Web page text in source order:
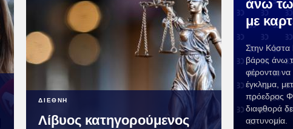
ΔΙΕΘΝΗ
Λίβυος κατηγορούμενος
άνω
με
Στην Κόστα
βάρος άνω
φέρονται
έγκλημα,
πρόεδρος
διαφθορά
αστυνομία.